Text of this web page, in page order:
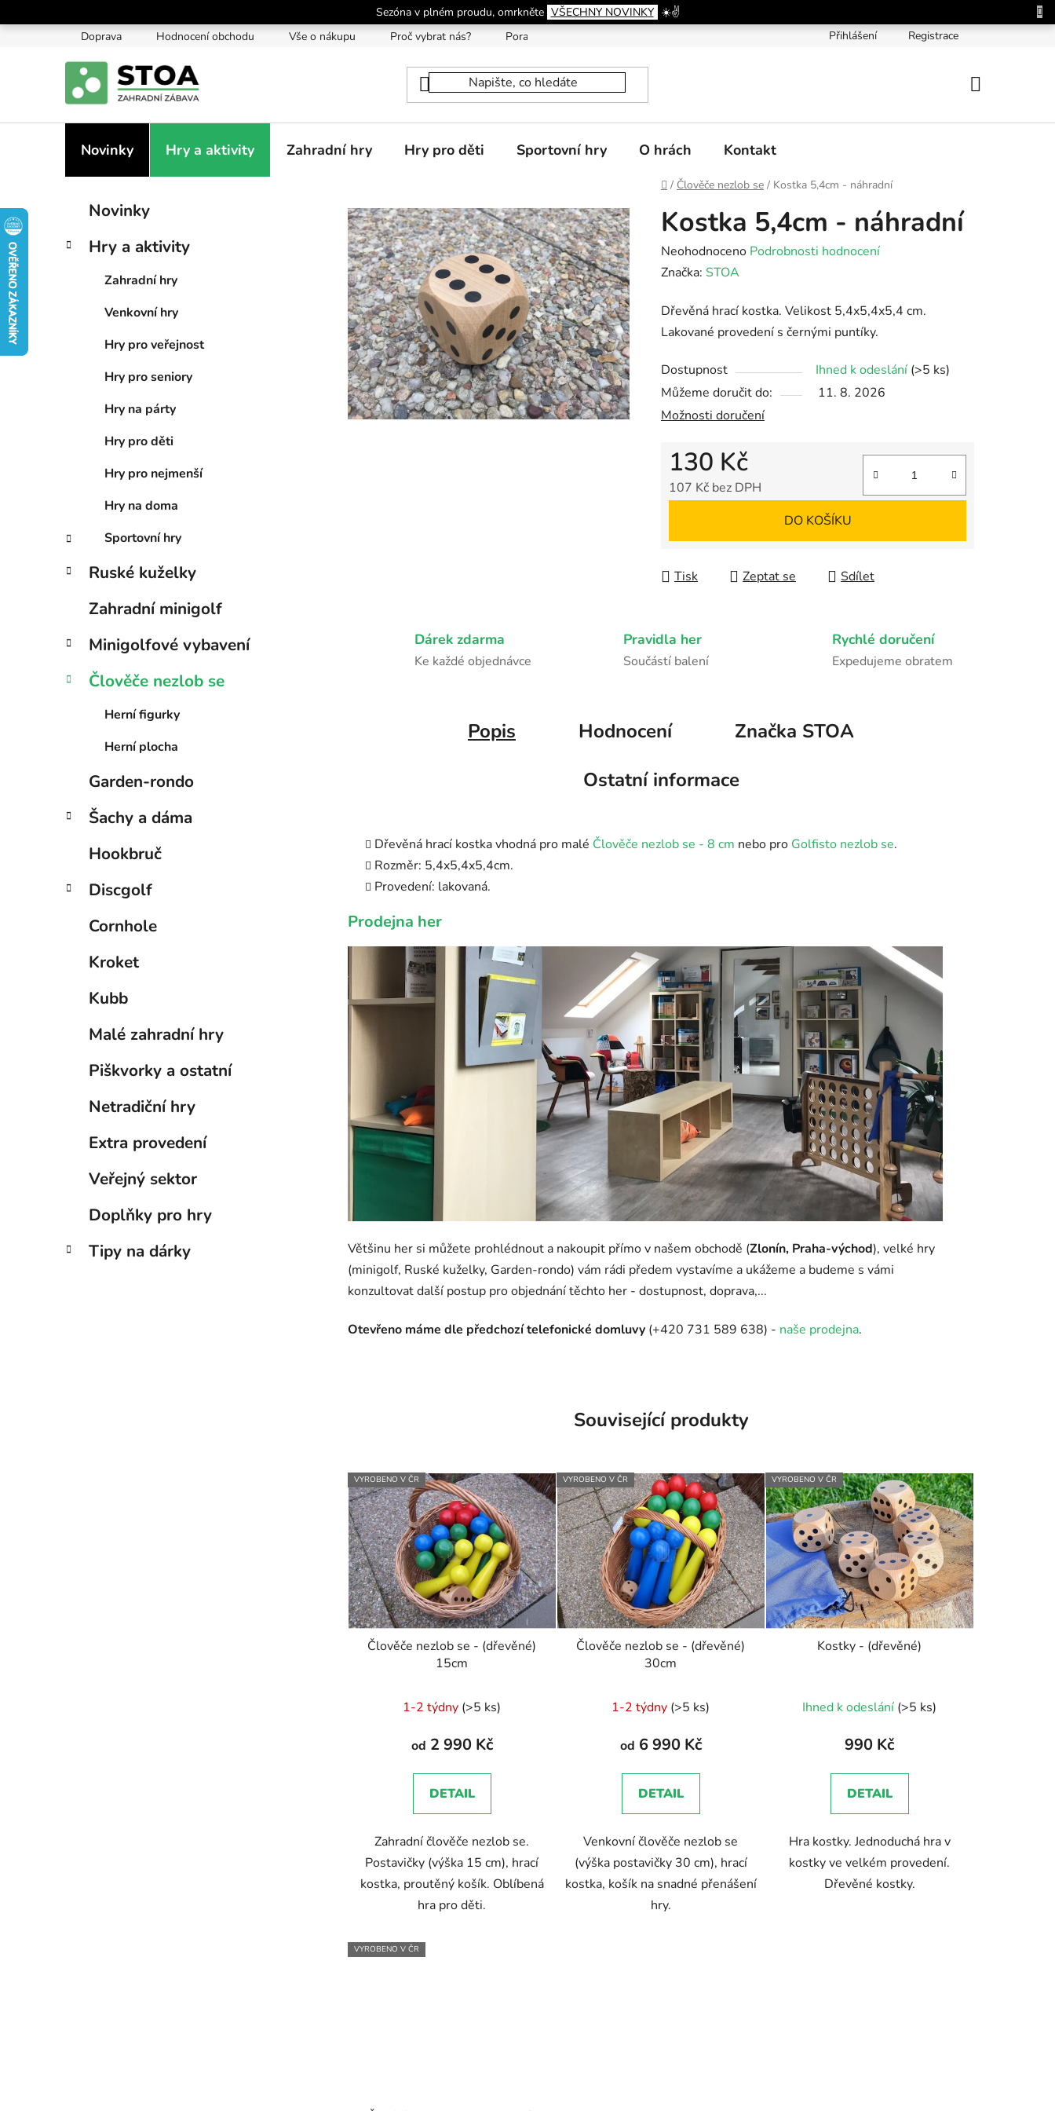
na
Sezóna v plném proudu, omrkněte VŠECHNY NOVINKY ☀️✌️
Doprava
Hodnocení obchodu Vše o nákupu Proč vybrat nás? Poradna Přihlášení Registrace
Novinky Hry a aktivity Zahradní hry Hry pro děti Sportovní hry O hrách Kontakt
Domů
/ Člověče nezlob se / Kostka 5,4cm - náhradní
s
Přeskočit
kategorie
e
Novinky
Hry a aktivity
Zahradní hry
Venkovní hry
Hry pro veřejnost
Hry pro seniory
Hry na párty
Hry pro děti
Hry pro nejmenší
Hry na doma
Sportovní hry
Ruské kuželky
Zahradní minigolf
Minigolfové vybavení
Člověče nezlob se
Herní figurky
Herní plocha
Garden-rondo
Šachy a dáma
Hookbruč
Discgolf
Cornhole
Kroket
Kubb
Malé zahradní hry
Piškvorky a ostatní
Netradiční hry
Extra provedení
Veřejný sektor
Doplňky pro hry
Tipy na dárky
Kostka 5,4cm - náhradní
Průměrné
hodnocení
je
0,0
5
hvězdiček.
Neohodnoceno Podrobnosti hodnocení
Značka: STOA
Dřevěná hrací kostka. Velikost 5,4x5,4x5,4 cm.
Lakované provedení s černými puntíky.
Dostupnost Ihned k odeslání (>5 ks)
Můžeme doručit do:
11. 8. 2026
Možnosti doručení
130 Kč
107 Kč bez DPH
DO KOŠÍKU
Tisk Zeptat se Sdílet
Dárek zdarma
Ke každé objednávce
Pravidla her
Součástí balení
Rychlé doručení
Expedujeme obratem
Popis Hodnocení Značka STOA
Ostatní informace
Dřevěná hrací kostka vhodná pro malé Člověče nezlob se - 8 cm nebo pro Golfisto nezlob se.
Rozměr: 5,4x5,4x5,4cm.
Provedení: lakovaná.
Prodejna her
Většinu her si můžete prohlédnout a nakoupit přímo v našem obchodě (Zlonín, Praha-východ), velké hry
(minigolf, Ruské kuželky, Garden-rondo) vám rádi předem vystavíme a ukážeme a budeme s vámi
konzultovat další postup pro objednání těchto her - dostupnost, doprava,...
Otevřeno máme dle předchozí telefonické domluvy (+420 731 589 638) - naše prodejna.
Související produkty
VYROBENO V ČR
Člověče nezlob se - (dřevěné)
15cm
hodnocení
produktu
5,0
z
hvězdiček.
1-2 týdny (>5 ks)
od 2 990 Kč
DETAIL
Zahradní člověče nezlob se.
Postavičky (výška 15 cm), hrací
kostka, proutěný košík. Oblíbená
hra pro děti.
VYROBENO V ČR
Člověče nezlob se - (dřevěné)
30cm
hodnocení
produktu
5,0
z
hvězdiček.
1-2 týdny (>5 ks)
od 6 990 Kč
DETAIL
Venkovní člověče nezlob se
(výška postavičky 30 cm), hrací
kostka, košík na snadné přenášení
hry.
VYROBENO V ČR
Kostky - (dřevěné)
hodnocení
produktu
5,0
z
hvězdiček.
Ihned k odeslání (>5 ks)
990 Kč
DETAIL
Hra kostky. Jednoduchá hra v
kostky ve velkém provedení.
Dřevěné kostky.
VYROBENO V ČR